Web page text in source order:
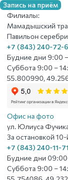
Запись на приём
Филиалы:
Мамадышский
Павильон
+7 (843) 240-72-
Будние дни 9:00
Суббота 9:00 –
55.800990,
Офис на фото
ул. Юлиуса
За остановкой
+7 (843) 240-11-71
Будние дни 09:00
Суббота 9:00 –